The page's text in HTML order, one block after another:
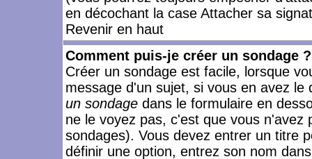
en décochant la case Attacher sa
Revenir en haut
Comment puis-je créer un sondage ?
Créer un sondage est facile, lorsque
message d'un sujet, si vous en avez
un sondage dans le formulaire en
ne le voyez pas, c'est que vous
sondages). Vous devez entrer un titre
définir une option, entrez son nom